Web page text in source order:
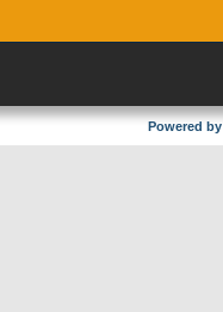
Powered by